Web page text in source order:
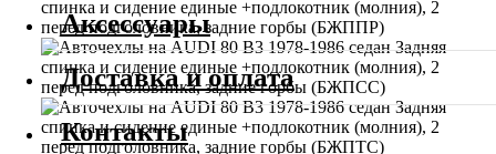
Аксессуары
Доставка и оплата
Контакты